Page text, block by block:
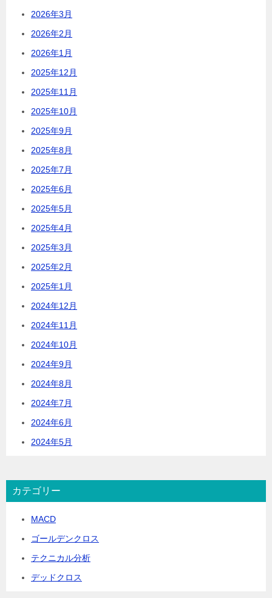
2026年3月
2026年2月
2026年1月
2025年12月
2025年11月
2025年10月
2025年9月
2025年8月
2025年7月
2025年6月
2025年5月
2025年4月
2025年3月
2025年2月
2025年1月
2024年12月
2024年11月
2024年10月
2024年9月
2024年8月
2024年7月
2024年6月
2024年5月
カテゴリー
MACD
ゴールデンクロス
テクニカル分析
デッドクロス